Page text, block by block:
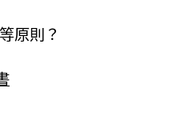
原則？